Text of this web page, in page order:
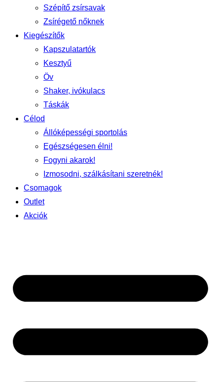
Szépítő zsírsavak
Zsírégető nőknek
Kiegészítők
Kapszulatartók
Kesztyű
Öv
Shaker, ivókulacs
Táskák
Célod
Állóképességi sportolás
Egészségesen élni!
Fogyni akarok!
Izmosodni, szálkásítani szeretnék!
Csomagok
Outlet
Akciók